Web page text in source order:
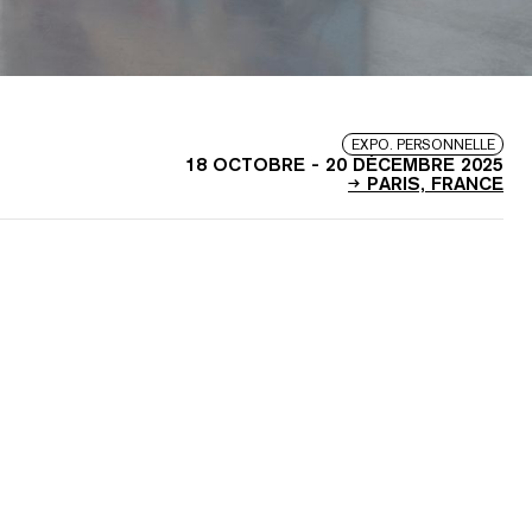
EXPO. PERSONNELLE
18 OCTOBRE - 20 DÉCEMBRE 2025
PARIS, FRANCE